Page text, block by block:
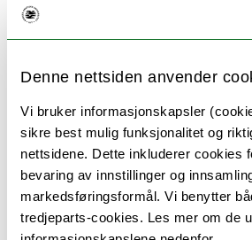
Denne nettsiden anvender
Vi bruker informasjonskapsler
sikre best mulig funksjonalitet og
nettsidene. Dette inkluderer cookies
bevaring av innstillinger og
markedsføringsformål. Vi benytter
tredjeparts-cookies. Les mer om de
tankegods kan få
ideane kan
livet av menn
Seinare oppdaga også